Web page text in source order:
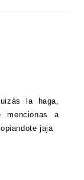
la haga,
a
jaja